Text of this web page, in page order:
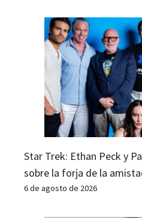
Star Trek: Ethan Peck y
sobre la forja de la
6 de agosto de 2026